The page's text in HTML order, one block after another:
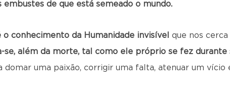
embustes de que está semeado o mundo.
conhecimento da Humanidade invisível que nos
se, além da morte, tal como ele próprio se fez durante
domar uma paixão, corrigir uma falta, atenuar um vício